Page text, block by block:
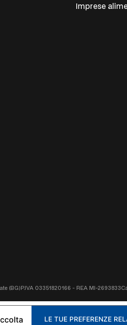
Imprese
(BG) P.IVA 03351820166 - REA MI-2693833
LE TUE PREFERENZE